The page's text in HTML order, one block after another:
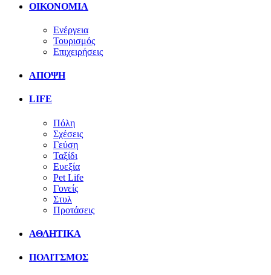
ΟΙΚΟΝΟΜΙΑ
Ενέργεια
Τουρισμός
Επιχειρήσεις
ΑΠΟΨΗ
LIFE
Πόλη
Σχέσεις
Γεύση
Ταξίδι
Ευεξία
Pet Life
Γονείς
Στυλ
Προτάσεις
ΑΘΛΗΤΙΚΑ
ΠΟΛΙΤΣΜΟΣ